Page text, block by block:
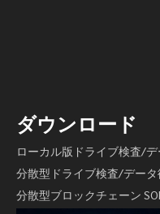
ダウンロード
ローカル版ドライブ検査/
分散型ドライブ検査/データ
分散型ブロックチェーン